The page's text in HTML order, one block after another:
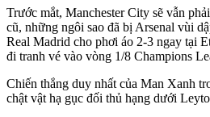
Trước mắt, Manchester City sẽ vẫn
cũ, những ngôi sao đã bị Arsenal vùi
Real Madrid cho phơi áo 2-3 ngay tại
đi tranh vé vào vòng 1/8 Champions
Chiến thắng duy nhất của Man Xanh
chật vật hạ gục đối thủ hạng dưới